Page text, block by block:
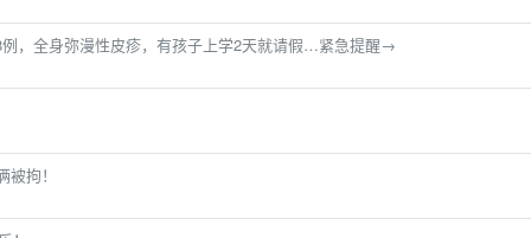
，全身弥漫性皮疹，有孩子上学2天就请假…紧急提醒→
拘！